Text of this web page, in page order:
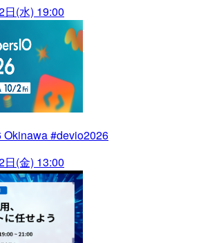
(水) 19:00
Okinawa #devio2026
(金) 13:00